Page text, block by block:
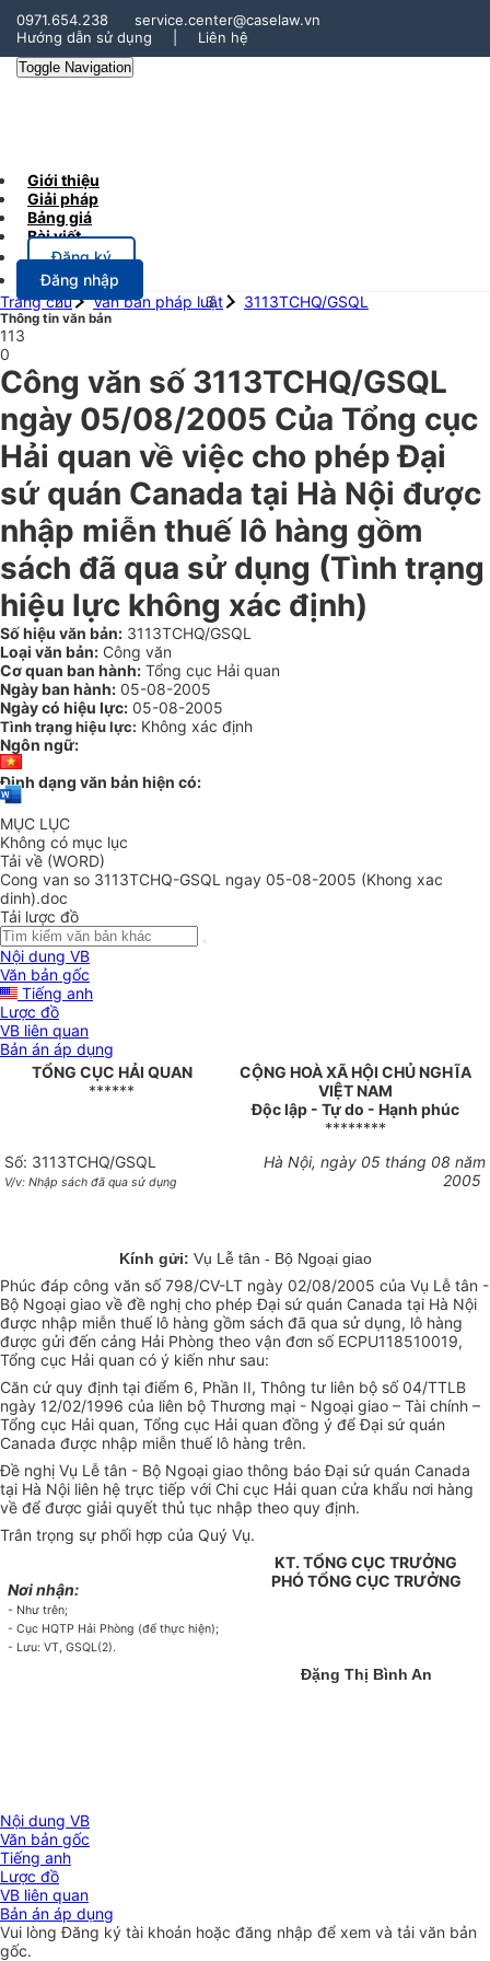
0971.654.238
service.center@caselaw.vn
Hướng dẫn sử dụng
Liên hệ
Toggle Navigation
Giới thiệu
Giải pháp
Bảng giá
Bài viết
Đăng ký
Đăng nhập
Trang chủ
Văn bản pháp luật 3113TCHQ/GSQL
Thông tin văn bản
113
0
Công văn số 3113TCHQ/GSQL
ngày 05/08/2005 Của Tổng cục
Hải quan về việc cho phép Đại
sứ quán Canada tại Hà Nội được
nhập miễn thuế lô hàng gồm
sách đã qua sử dụng (Tình trạng
hiệu lực không xác định)
Số hiệu văn bản: 3113TCHQ/GSQL
Loại văn bản: Công văn
Cơ quan ban hành: Tổng cục Hải quan
Ngày ban hành: 05-08-2005
Ngày có hiệu lực: 05-08-2005
Tình trạng hiệu lực: Không xác định
Ngôn ngữ:
Định dạng văn bản hiện có:
MỤC LỤC
Không có mục lục
Tải về (WORD)
Cong van so 3113TCHQ-GSQL ngay 05-08-2005 (Khong xac
dinh).doc
Tải lược đồ
Nội dung VB
Văn bản gốc
Tiếng anh
Lược đồ
VB liên quan
Bản án áp dụng
TỔNG CỤC HẢI QUAN
******
CỘNG HOÀ XÃ HỘI CHỦ NGHĨA
VIỆT NAM
Độc lập - Tự do - Hạnh phúc
********
Số: 3113TCHQ/GSQL
V/v: Nhập sách đã qua sử dụng
Hà Nội, ngày 05 tháng 08 năm
2005
Kính gửi: Vụ Lễ tân - Bộ Ngoại giao
Phúc đáp công văn số 798/CV-LT ngày 02/08/2005 của Vụ Lễ tân -
Bộ Ngoại giao về đề nghị cho phép Đại sứ quán Canada tại Hà Nội
được nhập miễn thuế lô hàng gồm sách đã qua sử dụng, lô hàng
được gửi đến cảng Hải Phòng theo vận đơn số ECPU118510019,
Tổng cục Hải quan có ý kiến như sau:
Căn cứ quy định tại điểm 6, Phần II, Thông tư liên bộ số 04/TTLB
ngày 12/02/1996 của liên bộ Thương mại - Ngoại giao – Tài chính –
Tổng cục Hải quan, Tổng cục Hải quan đồng ý để Đại sứ quán
Canada được nhập miễn thuế lô hàng trên.
Đề nghị Vụ Lễ tân - Bộ Ngoại giao thông báo Đại sứ quán Canada
tại Hà Nội liên hệ trực tiếp với Chi cục Hải quan cửa khẩu nơi hàng
về để được giải quyết thủ tục nhập theo quy định.
Trân trọng sự phối hợp của Quý Vụ.
Nơi nhận:
- Như trên;
- Cục HQTP Hải Phòng (để thực hiện);
- Lưu: VT, GSQL(2).
KT. TỔNG CỤC TRƯỞNG
PHÓ TỔNG CỤC TRƯỞNG
Đặng Thị Bình An
Nội dung VB
Văn bản gốc
Tiếng anh
Lược đồ
VB liên quan
Bản án áp dụng
Vui lòngĐăng ký tài khoản hoặc đăng nhập để xem và tải văn bản
gốc.